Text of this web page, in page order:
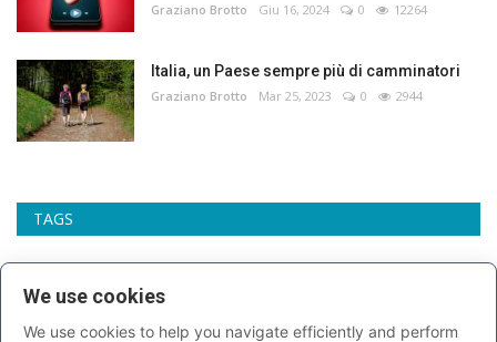
Graziano Brotto Giu 16, 2024 0 12264
Italia, un Paese sempre più di camminatori
Graziano Brotto Mar 25, 2023 0 2944
TAGS
Spese famigliari post ferie Portogruaro alessio vinci
We use cookies
We use cookies to help you navigate efficiently and perform